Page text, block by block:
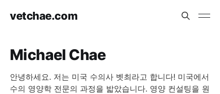
vetchae.com
Michael Chae
안녕하세요. 저는 미국 수의사 벳최라고 합니다! 미국에서
수의 영양학 전문의 과정을 밟았습니다. 영양 컨설팅을 원